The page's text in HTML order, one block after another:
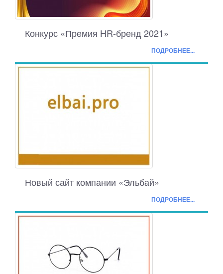
Конкурс «Премия HR-бренд 2021»
ПОДРОБНЕЕ...
Новый сайт компании «Эльбай»
ПОДРОБНЕЕ...